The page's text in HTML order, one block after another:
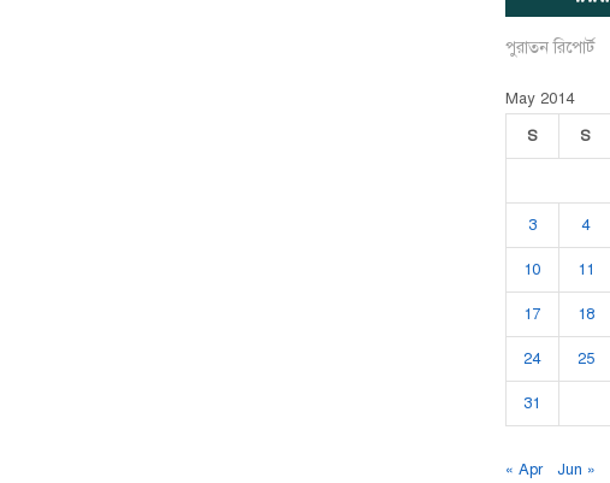
পুরাতন রিপোর্ট
May 2014
S
S
3 4
10 11
17 18
24 25
31
« Apr Jun »